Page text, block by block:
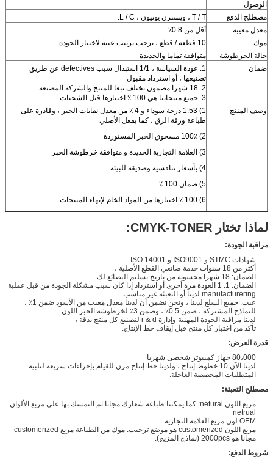
الوصول
مصطلح الدفع
T / T ، ويسترن يونيون ، L / C.
معدل معيبة
أقل من 0.8٪
موك
10 قطعة / قطع ، نرحب ترتيب عينة لاختبار الجودة
حالة الخرطوشة
متوافقة تماما والجديدة
ضمان
1. عودة السياسة ، 1/1 استبدال سبب defectives عن طريق
تصنيعها ، أو استرداد مقبول
2. 18 شهرا مضمون تختلف تبعا للمنتج والشركة المصنعة
3. جميع منتجاتنا هي 100 ٪ اختبارها قبل الشحنات.
وصف المنتج
1) 1.53 درجة سوداء و 4 ٪ من معدل نفايات الحبر ، وقادرة على
طباعة ورقة الرق ، كما يفعل الأصلي
2) 100٪ مسحوق الحبر المستوردة
3) العلامة التجارية الجديدة و متوافقة خرطوشة الحبر
4) بأسعار تنافسية وصديقة للبيئة
5) ضمان 100 ٪
6) 100 ٪ اختبارها من المواد الخام لإنهاء المنتجات
لماذا تختار CMYK-TONER:
مراقبة الجودة:
شهادات STMC و ISO9001 و ISO 14001.
أكثر من 18 سنوات خدمة صانعي القطع الأصلية ،
الضمان: 18 شهرا محسوبة من تاريخ تسليم البضائع لك.
الضمان: 1: 1 العودة مرة أخرى أو استرداد إذا كان سبب مشكلة الجودة من قبل عملية
manufacturering لدينا أو التعبئة غير مناسب
عيب: جميع السلع لدينا ، ونحن نضمن أن لدينا معدل معيب من الأسود ضمن 1٪ ،
للنماذج المشتركة ، ضمن 0.5٪ ، وضمن 3٪ لخرطوشة الحبر اللون
لدينا مراقبة الجودة المهنية وإدارة r & d لتصنيع كل منتج بدقة ،
تأكد من اختبار كل منتج قبل إيقاف خط الإنتاج.
قدرة العرض:
80،000 جهاز كمبيوتر شخصى شهريا
لدينا الآن 10 خطوط إنتاج ، ولدينا خط إنتاج مرن للقيام بإجراءات سريعة لتلبية
المتطلبات المخصصة العاجلة.
مصطلح التعبئة:
مربع اللون netural: كما يمكننا طباعة شعارك مجانا ثم التمسك بها على مربع الألوان
netrual
OEM لون مربع العلامة التجارية
مربع اللون customerized هو موضع ترحيب: موك من الطباعة مربع customerized
مجانا هو 2000pcs (نماذج المزيج).
شروط الدفع: